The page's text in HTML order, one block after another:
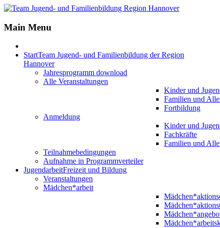
Main Menu
StartTeam Jugend- und Familienbildung der Region
Hannover
Jahresprogramm download
Alle Veranstaltungen
Kinder und
Familien und
Fortbildung
Anmeldung
Kinder und
Fachkräfte
Familien und
Teilnahmebedingungen
Aufnahme in Programmverteiler
JugendarbeitFreizeit und Bildung
Veranstaltungen
Mädchen*arbeit
Jahr
Monat
Jahr
Monat